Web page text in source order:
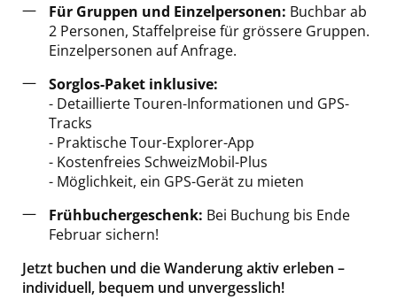
Für Gruppen und Einzelpersonen: Buchbar ab
2 Personen, Staffelpreise für grössere Gruppen.
Einzelpersonen auf Anfrage.
Sorglos-Paket inklusive:
- Detaillierte Touren-Informationen und GPS-
Tracks
- Praktische Tour-Explorer-App
- Kostenfreies SchweizMobil-Plus
- Möglichkeit, ein GPS-Gerät zu mieten
Frühbuchergeschenk: Bei Buchung bis Ende
Februar sichern!
Jetzt buchen und die Wanderung aktiv erleben –
individuell, bequem und unvergesslich!